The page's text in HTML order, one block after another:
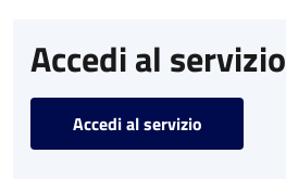
Accedi al servizio
Accedi al servizio